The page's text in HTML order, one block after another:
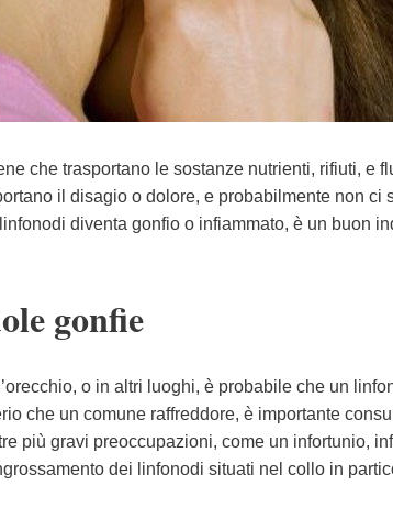
che trasportano le sostanze nutrienti, rifiuti, e
il disagio o dolore, e probabilmente non ci
diventa gonfio o infiammato, è un buon
gonfie
o in altri luoghi, è probabile che un
che un comune raffreddore, è importante
più gravi preoccupazioni, come un infortunio,
dei linfonodi situati nel collo in